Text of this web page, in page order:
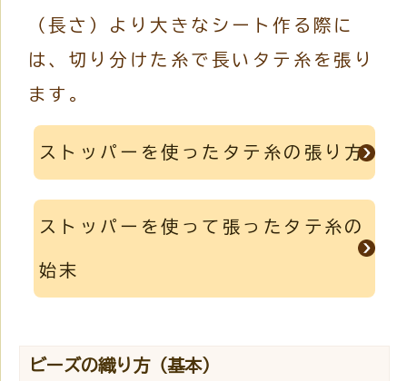
（長さ）より大きなシート作る際に
は、切り分けた糸で長いタテ糸を張り
ます。
ストッパーを使ったタテ糸の張り方
ストッパーを使って張ったタテ糸の
始末
ビーズの織り方（基本）